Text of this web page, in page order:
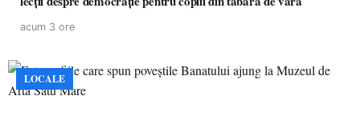
acum 3 ore
LOCALE